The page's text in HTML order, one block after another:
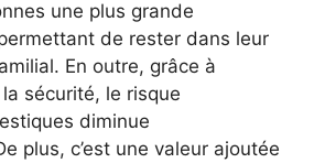
une plus grande
de rester dans leur
En outre, grâce à
la sécurité, le risque
diminue
plus, c’est une valeur ajoutée